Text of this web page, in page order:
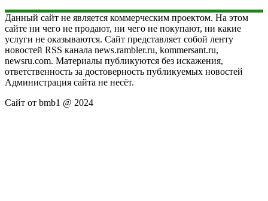
Данный сайт не является коммерческим проектом. На этом
сайте ни чего не продают, ни чего не покупают, ни какие
услуги не оказываются. Сайт представляет собой ленту
новостей RSS канала news.rambler.ru, kommersant.ru,
newsru.com. Материалы публикуются без искажения,
ответственность за достоверность публикуемых новостей
Администрация сайта не несёт.
Сайт от bmb1 @ 2024